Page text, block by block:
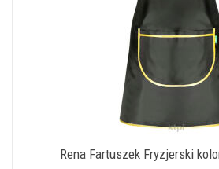
Rena Fartuszek Fryzjerski